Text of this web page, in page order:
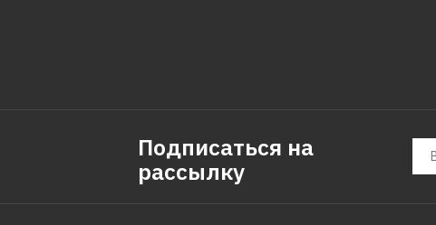
Подписаться на
рассылку